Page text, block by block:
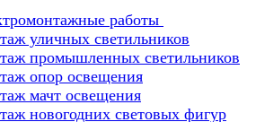
работы
уличных светильников
промышленных светильников
опор освещения
мачт освещения
новогодних световых фигур